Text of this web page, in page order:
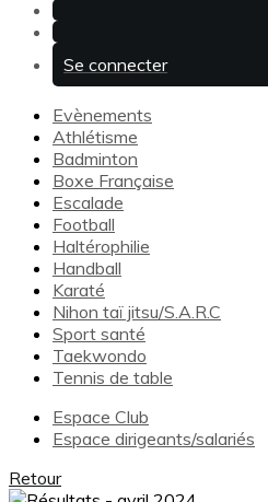
Se connecter
Evènements
Athlétisme
Badminton
Boxe Française
Escalade
Football
Haltérophilie
Handball
Karaté
Nihon taï jitsu/S.A.R.C
Sport santé
Taekwondo
Tennis de table
Espace Club
Espace dirigeants/salariés
Retour